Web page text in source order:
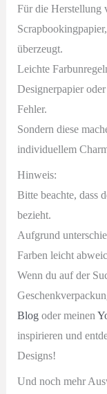
Für die Herstellung
überzeugt.
Leichte
Designerpapier
Fehler.
Sondern diese
individuellem
Hinweis:
Bitte beachte, dass
bezieht.
Aufgrund
Farben leicht
Wenn du auf der
Blogoder meinen
inspirieren und
Designs!
Und noch mehr